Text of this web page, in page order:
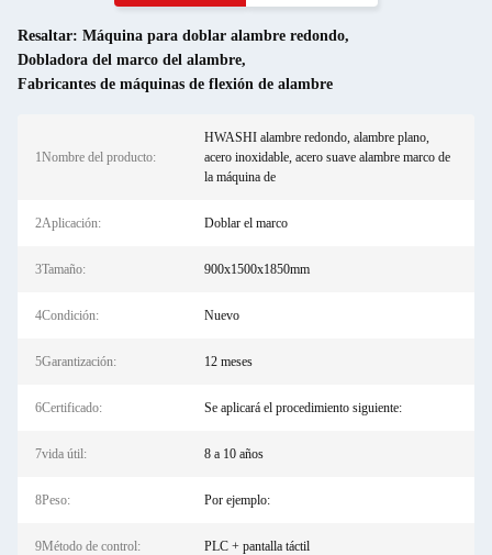
Resaltar: Máquina para doblar alambre redondo,
Dobladora del marco del alambre,
Fabricantes de máquinas de flexión de alambre
1Nombre del producto:
HWASHI alambre redondo, alambre plano,
acero inoxidable, acero suave alambre marco de
la máquina de
2Aplicación: Doblar el marco
3Tamaño: 900x1500x1850mm
4Condición: Nuevo
5Garantización: 12 meses
6Certificado: Se aplicará el procedimiento siguiente:
7vida útil: 8 a 10 años
8Peso: Por ejemplo:
9Método de control: PLC + pantalla táctil